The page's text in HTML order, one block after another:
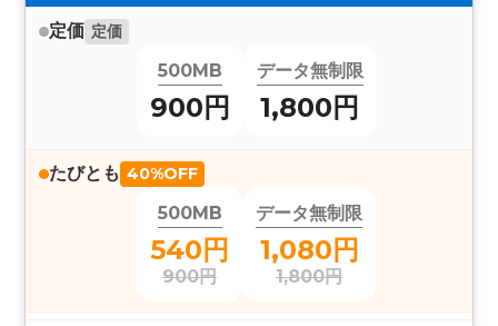
定価 定価
500MB
900円
データ無制限
1,800円
たびとも 40%OFF
500MB
540円
900円
データ無制限
1,080円
1,800円